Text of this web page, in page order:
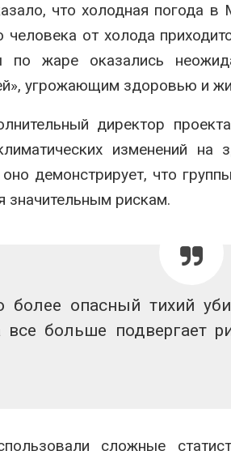
что холодная погода в
от холода
по жаре оказались
угрожающим здоровью и
директор проекта
изменений
демонстрирует, что
значительным рискам.
опасный тихий
больше подвергает
сложные